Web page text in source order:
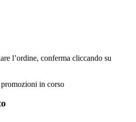
l’ordine, conferma cliccando su
in corso